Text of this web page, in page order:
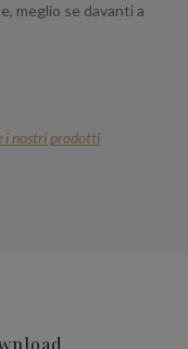
meglio se davanti a